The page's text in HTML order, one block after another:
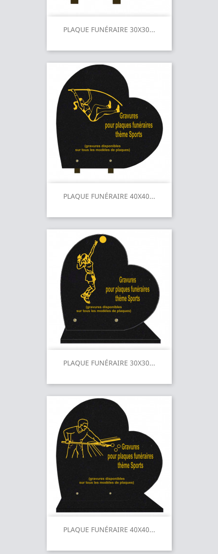
PLAQUE FUNÉRAIRE 30X30...
PLAQUE FUNÉRAIRE 40X40...
PLAQUE FUNÉRAIRE 30X30...
PLAQUE FUNÉRAIRE 40X40...